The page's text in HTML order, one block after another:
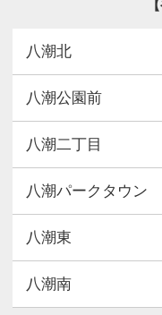
八潮北
八潮公園前
八潮二丁目
八潮パークタウン
八潮東
八潮南